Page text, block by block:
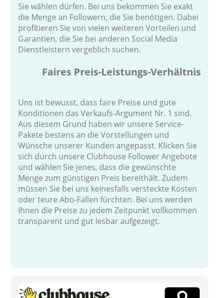
Sie wählen dürfen. Bei uns bekommen Sie exakt
die Menge an Followern, die Sie benötigen. Dabei
profitieren Sie von vielen weiteren Vorteilen und
Garantien, die Sie bei anderen Social Media
Dienstleistern vergeblich suchen.
Faires Preis-Leistungs-Verhältnis
Uns ist bewusst, dass faire Preise und gute
Konditionen das Verkaufs-Argument Nr. 1 sind.
Aus diesem Grund haben wir unsere Service-
Pakete bestens an die Vorstellungen und
Wünsche unserer Kunden angepasst. Klicken Sie
sich durch unsere Clubhouse Follower Angebote
und wählen Sie jenes, dass die gewünschte
Menge zum günstigen Preis bereithält. Zudem
müssen Sie bei uns keinesfalls versteckte Kosten
oder teure Abo-Fallen fürchten. Bei uns werden
Ihnen die Preise zu jedem Zeitpunkt vollkommen
transparent und gut lesbar aufgezeigt.